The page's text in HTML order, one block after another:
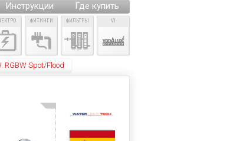
Инструкции Где купить
ФИТИНГИ ФИЛЬТРЫ VI
RGBW Spot/Flood